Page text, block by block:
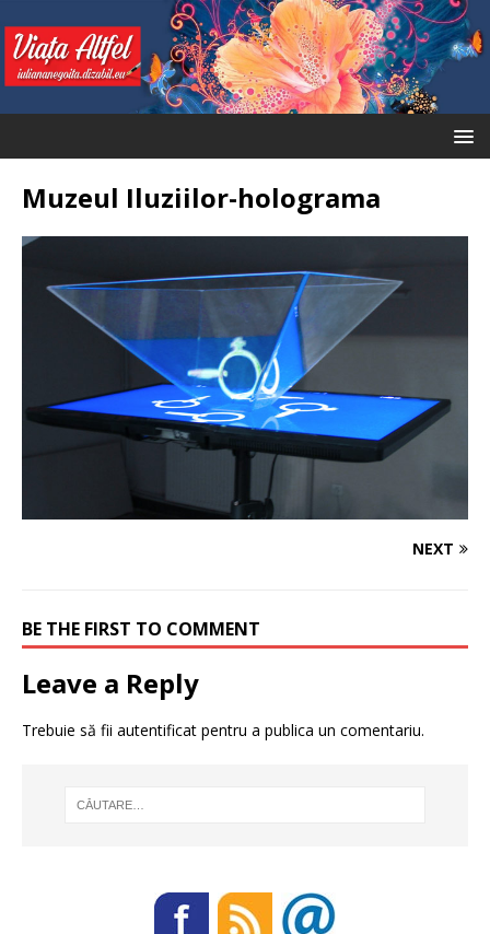
Muzeul Iluziilor-holograma
NEXT
BE THE FIRST TO COMMENT
Leave a Reply
Trebuie să fii autentificat pentru a publica un comentariu.